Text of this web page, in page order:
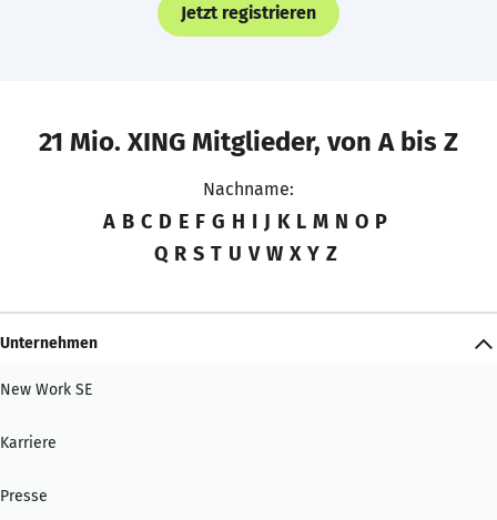
Jetzt registrieren
21 Mio. XING Mitglieder, von A bis Z
Nachname:
A B C D E F G H I J K L M N O P
Q R S T U V W X Y Z
Unternehmen
New Work SE
Karriere
Presse